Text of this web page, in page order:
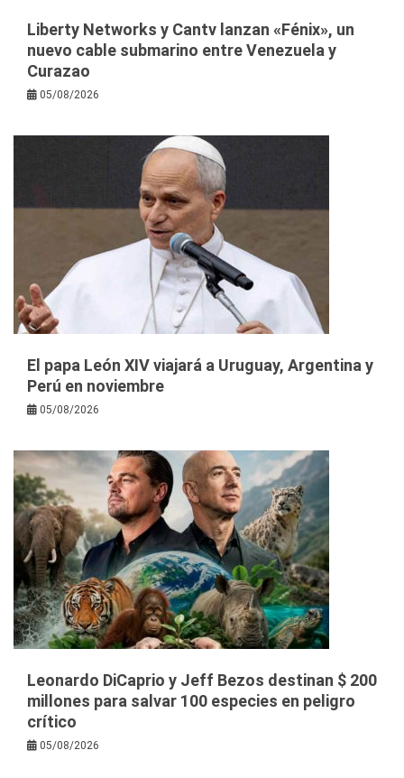
Liberty Networks y Cantv lanzan «Fénix», un
nuevo cable submarino entre Venezuela y
Curazao
05/08/2026
El papa León XIV viajará a Uruguay, Argentina y
Perú en noviembre
05/08/2026
Leonardo DiCaprio y Jeff Bezos destinan $ 200
millones para salvar 100 especies en peligro
crítico
05/08/2026